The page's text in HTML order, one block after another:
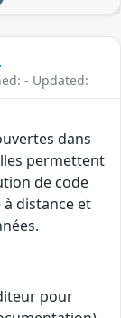
- Updated:
dans
permettent
de code
distance et
pour